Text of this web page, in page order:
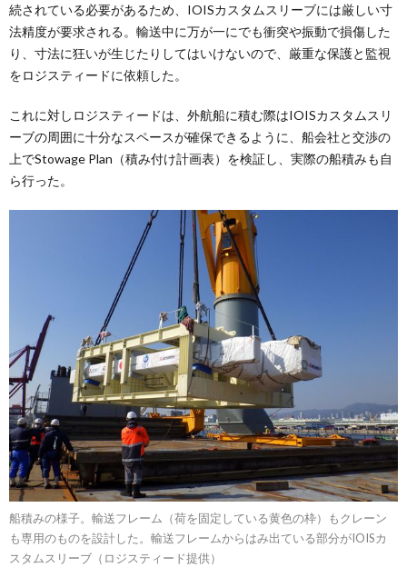
続されている必要があるため、IOISカスタムスリーブには厳しい寸
法精度が要求される。輸送中に万が一にでも衝突や振動で損傷した
り、寸法に狂いが生じたりしてはいけないので、厳重な保護と監視
をロジスティードに依頼した。
これに対しロジスティードは、外航船に積む際はIOISカスタムスリ
ーブの周囲に十分なスペースが確保できるように、船会社と交渉の
上でStowage Plan（積み付け計画表）を検証し、実際の船積みも自
ら行った。
船積みの様子。輸送フレーム（荷を固定している黄色の枠）もクレーン
も専用のものを設計した。輸送フレームからはみ出ている部分がIOISカ
スタムスリーブ（ロジスティード提供）